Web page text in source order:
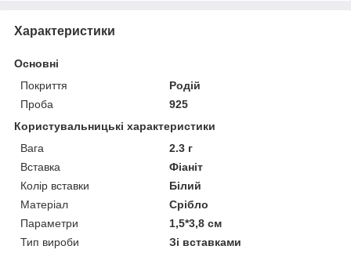
Характеристики
Основні
Покриття
Родій
Проба
925
Користувальницькі характеристики
Вага
2.3 г
Вставка
Фіаніт
Колір вставки
Білий
Матеріал
Срібло
Параметри
1,5*3,8 см
Тип вироби
Зі вставками